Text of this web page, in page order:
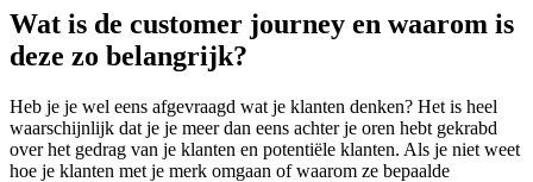
Wat is de customer journey en waarom is
deze zo belangrijk?
Heb je je wel eens afgevraagd wat je klanten denken? Het is heel
waarschijnlijk dat je je meer dan eens achter je oren hebt gekrabd
over het gedrag van je klanten en potentiële klanten. Als je niet weet
hoe je klanten met je merk omgaan of waarom ze bepaalde